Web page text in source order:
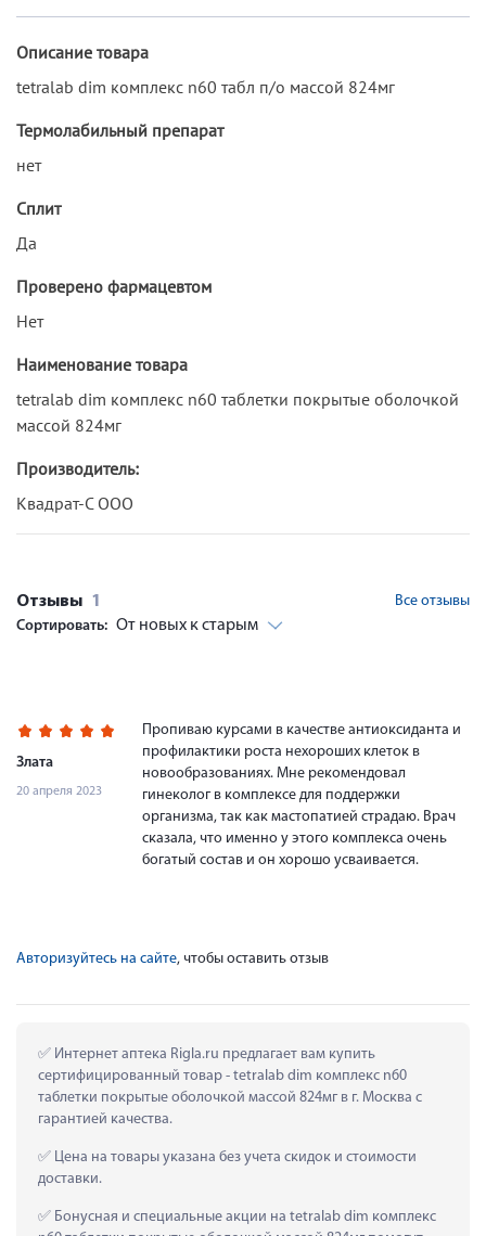
Описание товара
tetralab dim комплекс n60 табл п/о массой 824мг
Термолабильный препарат
нет
Сплит
Да
Проверено фармацевтом
Нет
Наименование товара
tetralab dim комплекс n60 таблетки покрытые оболочкой
массой 824мг
Производитель:
Квадрат-С ООО
Отзывы 1
Все отзывы
Сортировать: От новых к старым
Злата
20 апреля 2023
Пропиваю курсами в качестве антиоксиданта и
профилактики роста нехороших клеток в
новообразованиях. Мне рекомендовал
гинеколог в комплексе для поддержки
организма, так как мастопатией страдаю. Врач
сказала, что именно у этого комплекса очень
богатый состав и он хорошо усваивается.
Авторизуйтесь на сайте, чтобы оставить отзыв
Интернет аптека Rigla.ru предлагает вам купить
сертифицированный товар - tetralab dim комплекс n60
таблетки покрытые оболочкой массой 824мг в г. Москва с
гарантией качества.
Цена на товары указана без учета скидок и стоимости
доставки.
Бонусная и специальные акции на tetralab dim комплекс